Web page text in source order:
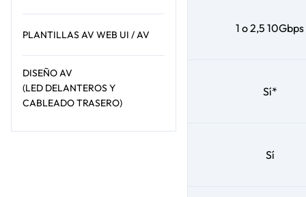
PLANTILLAS AV WEB UI / AV
DISEÑO AV
(LED DELANTEROS Y
CABLEADO TRASERO)
1 o 2,5 10Gbps
Sí*
Sí